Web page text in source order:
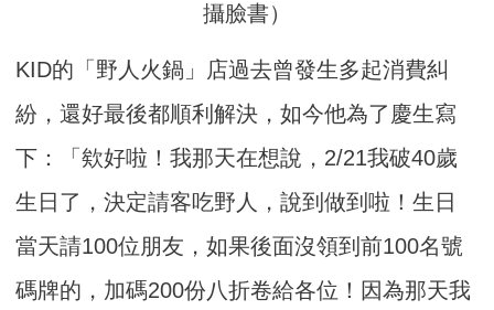
攝臉書）
KID的「野人火鍋」店過去曾發生多起消費糾
紛，還好最後都順利解決，如今他為了慶生寫
下：「欸好啦！我那天在想說，2/21我破40歲
生日了，決定請客吃野人，說到做到啦！生日
當天請100位朋友，如果後面沒領到前100名號
碼牌的，加碼200份八折卷給各位！因為那天我